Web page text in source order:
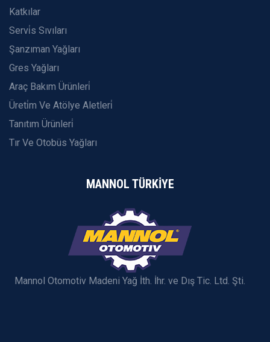
Katkılar
Servi̇s Sıvıları
Şanzıman Yağları
Gres Yağları
Araç Bakım Ürünleri̇
Üreti̇m Ve Atölye Aletleri̇
Tanıtım Ürünleri̇
Tır Ve Otobüs Yağları
MANNOL TÜRKİYE
Mannol Otomotiv Madeni Yağ İth. İhr. ve Dış Tic. Ltd. Şti.